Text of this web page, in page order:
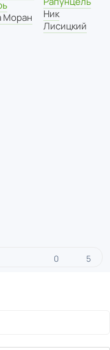
Моран
Ник
Лисицкий
0 5